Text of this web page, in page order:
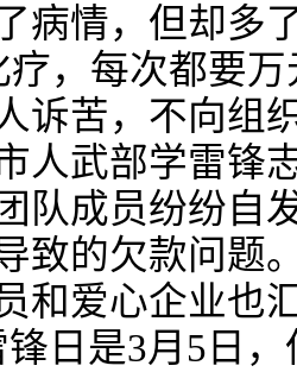
病情，但却多
疗，每次都要
诉苦，不向组
武部学雷锋志
队成员纷纷自
致的欠款问题
和爱心企业
是3月5日，